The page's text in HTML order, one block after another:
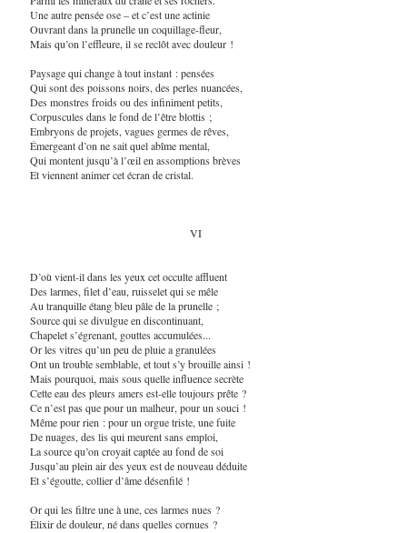
Une autre pensée ose – et c’est une actinie
Ouvrant dans la prunelle un coquillage-fleur,
Mais qu’on l’effleure, il se reclôt avec douleur !
Paysage qui change à tout instant : pensées
Qui sont des poissons noirs, des perles nuancées,
Des monstres froids ou des infiniment petits,
Corpuscules dans le fond de l’être blottis ;
Embryons de projets, vagues germes de rêves,
Émergeant d’on ne sait quel abîme mental,
Qui montent jusqu’à l’œil en assomptions brèves
Et viennent animer cet écran de cristal.
VI
D’où vient-il dans les yeux cet occulte affluent
Des larmes, filet d’eau, ruisselet qui se mêle
Au tranquille étang bleu pâle de la prunelle ;
Source qui se divulgue en discontinuant,
Chapelet s’égrenant, gouttes accumulées...
Or les vitres qu’un peu de pluie a granulées
Ont un trouble semblable, et tout s’y brouille ainsi !
Mais pourquoi, mais sous quelle influence secrète
Cette eau des pleurs amers est-elle toujours prête ?
Ce n’est pas que pour un malheur, pour un souci !
Même pour rien : pour un orgue triste, une fuite
De nuages, des lis qui meurent sans emploi,
La source qu’on croyait captée au fond de soi
Jusqu’au plein air des yeux est de nouveau déduite
Et s’égoutte, collier d’âme désenfilé !
Or qui les filtre une à une, ces larmes nues ?
Élixir de douleur, né dans quelles cornues ?